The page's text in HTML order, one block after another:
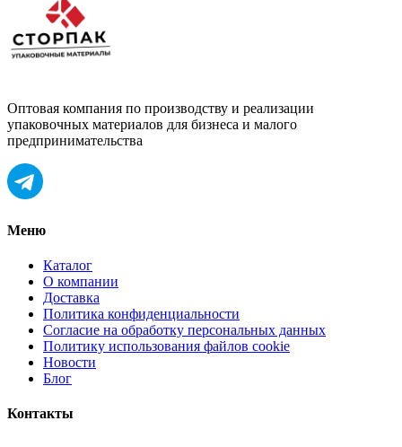
Оптовая компания по производству и реализации
упаковочных материалов для бизнеса и малого
предпринимательства
Меню
Каталог
О компании
Доставка
Политика конфиденциальности
Согласие на обработку персональных данных
Политику использования файлов cookie
Новости
Блог
Контакты